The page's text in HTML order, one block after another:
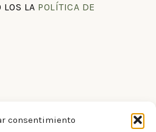
consentimiento
LOS LA POLÍTICA DE